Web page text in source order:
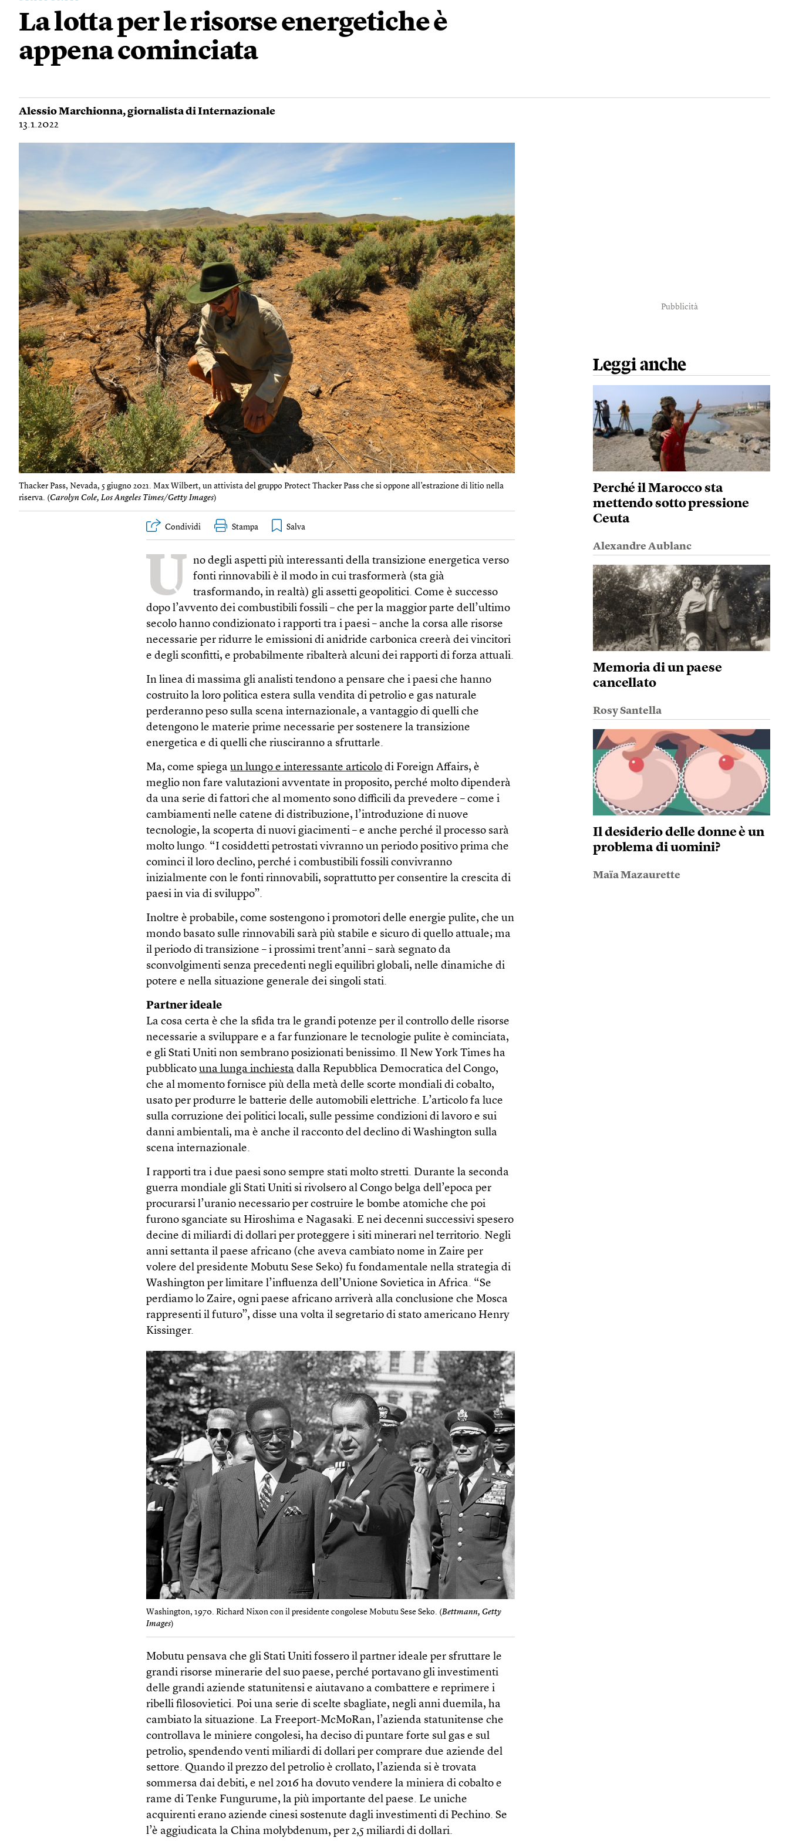
La lotta per le risorse energetiche è
appena cominciata
Alessio Marchionna, giornalista di Internazionale
13.1.2022
Thacker Pass, Nevada, 5 giugno 2021. Max Wilbert, un attivista del gruppo Protect Thacker Pass che si oppone all’estrazione di litio nella
riserva. (Carolyn Cole, Los Angeles Times/Getty Images)
Condividi Stampa
U no degli aspetti più interessanti della transizione energetica verso
fonti rinnovabili è il modo in cui trasformerà (sta già
trasformando, in realtà) gli assetti geopolitici. Come è successo
dopo l’avvento dei combustibili fossili – che per la maggior parte dell’ultimo
secolo hanno condizionato i rapporti tra i paesi – anche la corsa alle risorse
necessarie per ridurre le emissioni di anidride carbonica creerà dei vincitori
e degli sconfitti, e probabilmente ribalterà alcuni dei rapporti di forza attuali.
In linea di massima gli analisti tendono a pensare che i paesi che hanno
costruito la loro politica estera sulla vendita di petrolio e gas naturale
perderanno peso sulla scena internazionale, a vantaggio di quelli che
detengono le materie prime necessarie per sostenere la transizione
energetica e di quelli che riusciranno a sfruttarle.
Ma, come spiegaun lungo e interessante articolo di Foreign Affairs, è
meglio non fare valutazioni avventate in proposito, perché molto dipenderà
da una serie di fattori che al momento sono difficili da prevedere – come i
cambiamenti nelle catene di distribuzione, l’introduzione di nuove
tecnologie, la scoperta di nuovi giacimenti – e anche perché il processo sarà
molto lungo. “I cosiddetti petrostati vivranno un periodo positivo prima che
cominci il loro declino, perché i combustibili fossili convivranno
inizialmente con le fonti rinnovabili, soprattutto per consentire la crescita di
paesi in via di sviluppo”.
Inoltre è probabile, come sostengono i promotori delle energie pulite, che un
mondo basato sulle rinnovabili sarà più stabile e sicuro di quello attuale; ma
il periodo di transizione – i prossimi trent’anni – sarà segnato da
sconvolgimenti senza precedenti negli equilibri globali, nelle dinamiche di
potere e nella situazione generale dei singoli stati.
Partner ideale
La cosa certa è che la sfida tra le grandi potenze per il controllo delle risorse
necessarie a sviluppare e a far funzionare le tecnologie pulite è cominciata,
e gli Stati Uniti non sembrano posizionati benissimo. Il New York Times ha
pubblicatouna lunga inchiesta dalla Repubblica Democratica del Congo,
che al momento fornisce più della metà delle scorte mondiali di cobalto,
usato per produrre le batterie delle automobili elettriche. L’articolo fa luce
sulla corruzione dei politici locali, sulle pessime condizioni di lavoro e sui
danni ambientali, ma è anche il racconto del declino di Washington sulla
scena internazionale.
I rapporti tra i due paesi sono sempre stati molto stretti. Durante la seconda
guerra mondiale gli Stati Uniti si rivolsero al Congo belga dell’epoca per
procurarsi l’uranio necessario per costruire le bombe atomiche che poi
furono sganciate su Hiroshima e Nagasaki. E nei decenni successivi spesero
decine di miliardi di dollari per proteggere i siti minerari nel territorio. Negli
anni settanta il paese africano (che aveva cambiato nome in Zaire per
volere del presidente Mobutu Sese Seko) fu fondamentale nella strategia di
Washington per limitare l’influenza dell’Unione Sovietica in Africa. “Se
perdiamo lo Zaire, ogni paese africano arriverà alla conclusione che Mosca
rappresenti il futuro”, disse una volta il segretario di stato americano Henry
Kissinger.
Washington, 1970. Richard Nixon con il presidente congolese Mobutu Sese Seko. (Bettmann, Getty
Images)
Mobutu pensava che gli Stati Uniti fossero il partner ideale per sfruttare le
grandi risorse minerarie del suo paese, perché portavano gli investimenti
delle grandi aziende statunitensi e aiutavano a combattere e reprimere i
ribelli filosovietici. Poi una serie di scelte sbagliate, negli anni duemila, ha
cambiato la situazione. La Freeport-McMoRan, l’azienda statunitense che
controllava le miniere congolesi, ha deciso di puntare forte sul gas e sul
petrolio, spendendo venti miliardi di dollari per comprare due aziende del
settore. Quando il prezzo del petrolio è crollato, l’azienda si è trovata
sommersa dai debiti, e nel 2016 ha dovuto vendere la miniera di cobalto e
rame di Tenke Fungurume, la più importante del paese. Le uniche
acquirenti erano aziende cinesi sostenute dagli investimenti di Pechino. Se
l’è aggiudicata la China molybdenum, per 2,5 miliardi di dollari.
Pubblicità
Leggi anche
Perché il Marocco sta
mettendo sotto pressione
Ceuta
Alexandre Aublanc
Memoria di un paese
cancellato
Rosy Santella
Il desiderio delle donne è un
problema di uomini?
Maïa Mazaurette